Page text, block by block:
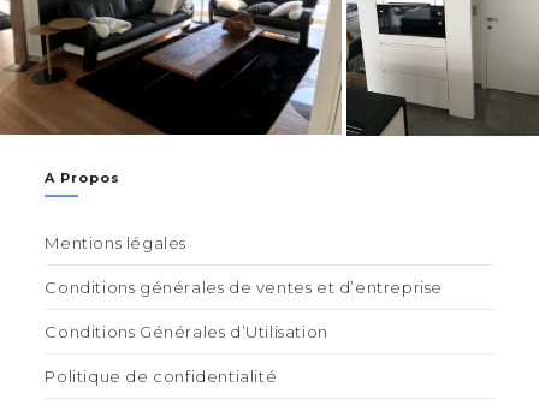
A Propos
Mentions légales
Conditions générales de ventes et d’entreprise
Conditions Générales d’Utilisation
Politique de confidentialité